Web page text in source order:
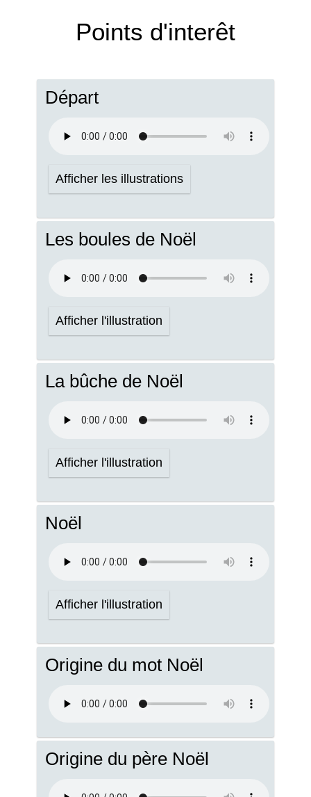
Points d'interêt
Départ
Afficher les illustrations
Les boules de Noël
Afficher l'illustration
La bûche de Noël
Afficher l'illustration
Noël
Afficher l'illustration
Origine du mot Noël
Origine du père Noël